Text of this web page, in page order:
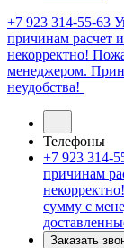
+7 923 314-55-63
причинам расчет
некорректно!
менеджером.
неудобства!
Телефоны
+7 923 314-
причинам
сумму с
Заказать